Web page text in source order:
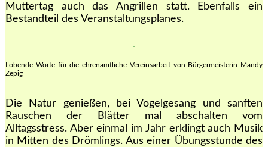
Muttertag auch das Angrillen statt. Ebenfalls ein
Bestandteil des Veranstaltungsplanes.
Lobende Worte für die ehrenamtliche Vereinsarbeit von Bürgermeisterin Mandy
Zepig
Die Natur genießen, bei Vogelgesang und sanften
Rauschen der Blätter mal abschalten vom
Alltagsstress. Aber einmal im Jahr erklingt auch Musik
in Mitten des Drömlings. Aus einer Übungsstunde des